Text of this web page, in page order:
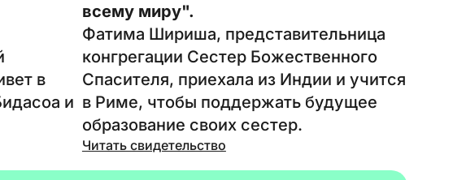
в
и
всему миру".
Фатима Шириша, представительница
конгрегации Сестер Божественного
Спасителя, приехала из Индии и учится
в Риме, чтобы поддержать будущее
образование своих сестер.
Читать свидетельство